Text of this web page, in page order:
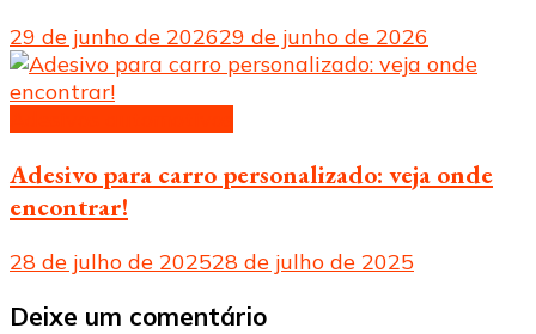
29 de junho de 202629 de junho de 2026
Adesivo para carro personalizado: veja onde
encontrar!
28 de julho de 202528 de julho de 2025
Deixe um comentário